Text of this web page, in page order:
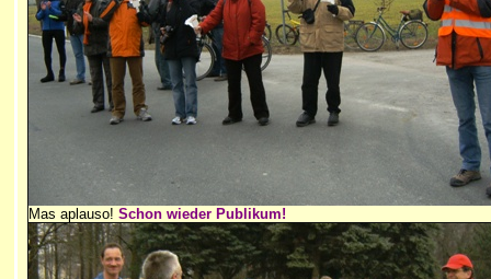
Mas aplauso! Schon wieder Publikum!